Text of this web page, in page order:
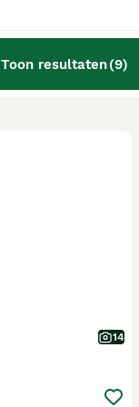
Toon resultaten(9)
14